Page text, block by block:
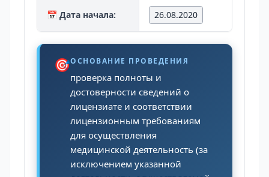
📅 Дата начала: 26.08.2020
🎯ОСНОВАНИЕ ПРОВЕДЕНИЯ
проверка полноты и
достоверности сведений о
лицензиате и соответствии
лицензионным требованиям
для осуществления
медицинской деятельность (за
исключением указанной